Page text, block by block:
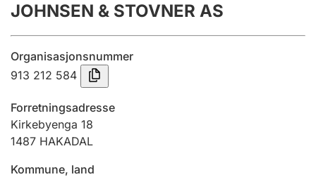
Årsregnskap
Innsending og forsinkelsesgebyr
Tinglysing
Jeger
JOHNSEN & STOVNER AS
Organisasjonsnummer
913 212 584
Forretningsadresse
Kirkebyenga 18
1487 HAKADAL
Kommune, land